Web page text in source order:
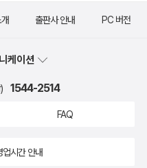
출판사 안내 PC 버전
케이션
1544-2514
FAQ
업시간 안내